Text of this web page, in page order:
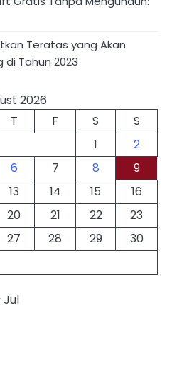
Teratas yang Akan
Tahun 2023
2026
T F S
S
1
2
6 7 8
9
13 14 15
16
20 21 22
23
27 28 29
30
Jul